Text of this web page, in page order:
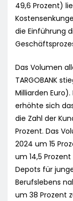
49,6 Prozent)
die Einführung
Das Volumen
TARGOBANK
Milliarden
erhöhte sich
die Zahl der
Prozent. Das
2024 um 15
um 14,5
Depots für
Berufslebens
um 38 Prozent